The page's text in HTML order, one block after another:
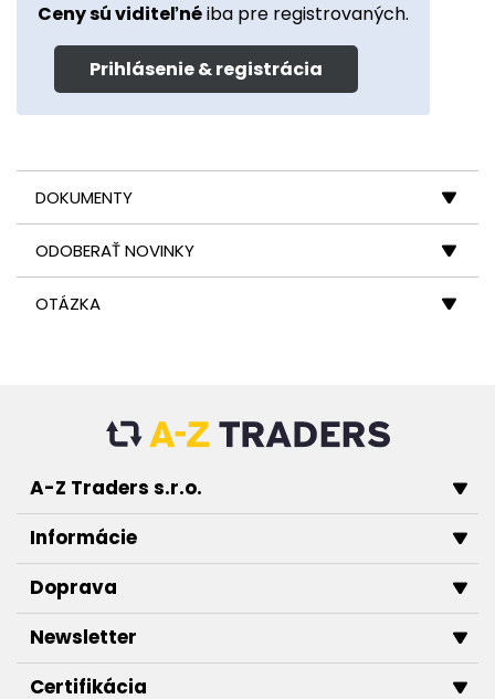
Ceny sú viditeľnéiba pre registrovaných.
Prihlásenie & registrácia
DOKUMENTY
ODOBERAŤ NOVINKY
OTÁZKA
A-Z Traders s.r.o.
Informácie
Doprava
Newsletter
Certifikácia